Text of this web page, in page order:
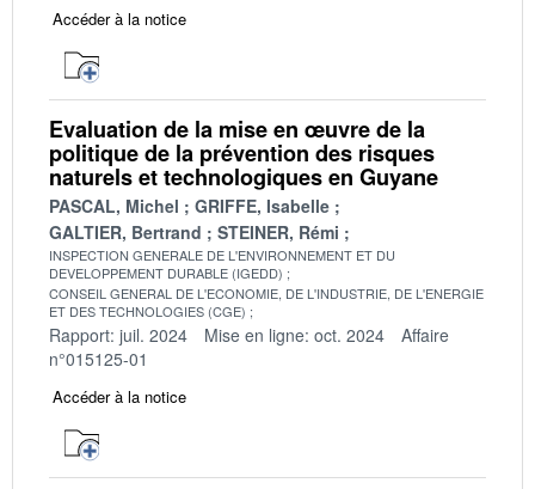
Accéder à la notice
Evaluation de la mise en œuvre de la
politique de la prévention des risques
naturels et technologiques en Guyane
PASCAL, Michel
GRIFFE, Isabelle
GALTIER, Bertrand
STEINER, Rémi
INSPECTION GENERALE DE L'ENVIRONNEMENT ET DU
DEVELOPPEMENT DURABLE (IGEDD)
CONSEIL GENERAL DE L'ECONOMIE, DE L'INDUSTRIE, DE L'ENERGIE
ET DES TECHNOLOGIES (CGE)
Rapport: juil. 2024 Mise en ligne: oct. 2024
Affaire
n°015125-01
Accéder à la notice